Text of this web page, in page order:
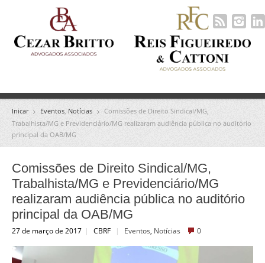
Inicar Eventos, Notícias
Comissões de Direito Sindical/MG,
Trabalhista/MG e Previdenciário/MG realizaram audiência pública no auditório
principal da OAB/MG
Comissões de Direito Sindical/MG,
Trabalhista/MG e Previdenciário/MG
realizaram audiência pública no auditório
principal da OAB/MG
27 de março de 2017 | CBRF | Eventos Notícias 0